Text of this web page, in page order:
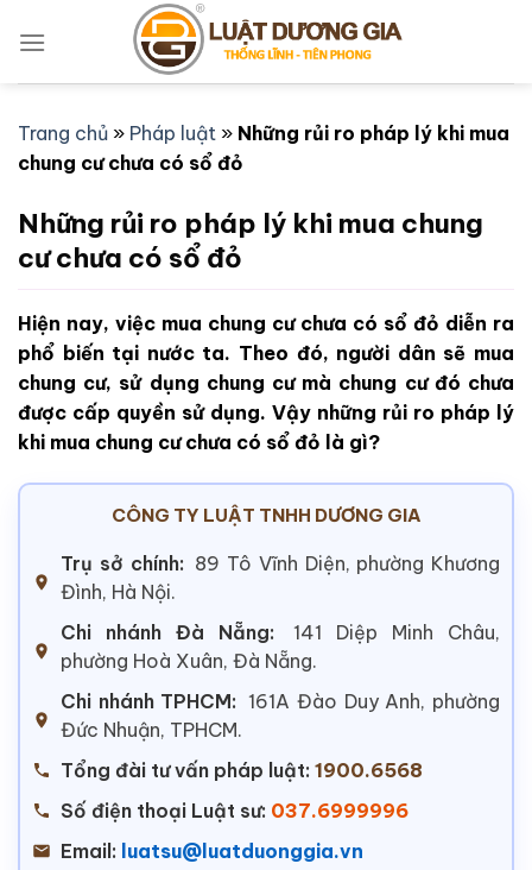
qua
Trang chủ » Pháp luật » Những rủi ro pháp lý khi mua
chung cư chưa có sổ đỏ
Những rủi ro pháp lý khi mua chung
cư chưa có sổ đỏ
Hiện nay, việc mua chung cư chưa có sổ đỏ diễn ra
phổ biến tại nước ta. Theo đó, người dân sẽ mua
chung cư, sử dụng chung cư mà chung cư đó chưa
được cấp quyền sử dụng. Vậy những rủi ro pháp lý
khi mua chung cư chưa có sổ đỏ là gì?
CÔNG TY LUẬT TNHH DƯƠNG GIA
Trụ sở chính: 89 Tô Vĩnh Diện, phường Khương
Đình, Hà Nội.
Chi nhánh Đà Nẵng:
141 Diệp Minh Châu,
phường Hoà Xuân, Đà Nẵng.
Chi nhánh TPHCM: 161A Đào Duy Anh, phường
Đức Nhuận, TPHCM.
Tổng đài tư vấn pháp luật: 1900.6568
Số điện thoại Luật sư: 037.6999996
Email: luatsu@luatduonggia.vn